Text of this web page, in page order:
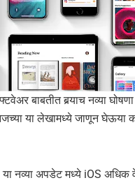
बाबतीत बर्‍याच नव्या
या लेखामध्ये जाणून घेऊया
नव्या अपडेट मध्ये iOS अधिक